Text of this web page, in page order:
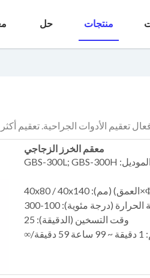
منتجات حل
تعقيم الأدوات الجراحية. تعقيم أكثر
معقم الخرز الزجاجي
الموديل: GBS-300L; GBS-300H
(درجة مئوية): 100-300
وقت التسخين (الدقيقة): 25
∞